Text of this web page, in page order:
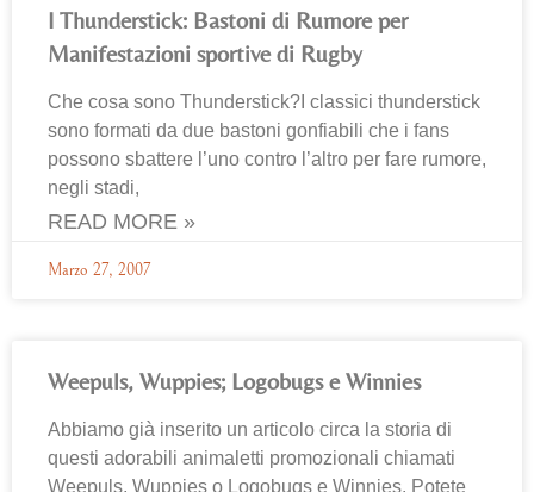
I Thunderstick: Bastoni di Rumore per
Manifestazioni sportive di Rugby
Che cosa sono Thunderstick?I classici thunderstick
sono formati da due bastoni gonfiabili che i fans
possono sbattere l’uno contro l’altro per fare rumore,
negli stadi,
READ MORE »
Marzo 27, 2007
Weepuls, Wuppies; Logobugs e Winnies
Abbiamo già inserito un articolo circa la storia di
questi adorabili animaletti promozionali chiamati
Weepuls, Wuppies o Logobugs e Winnies. Potete